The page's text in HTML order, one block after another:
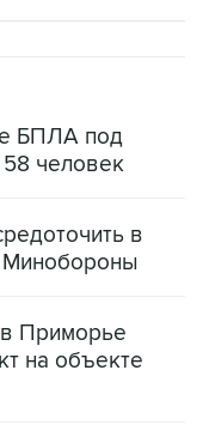
БПЛА под
человек
в
Минобороны
Приморье
на объекте